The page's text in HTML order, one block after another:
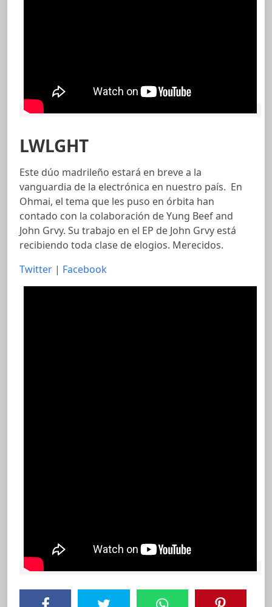
LWLGHT
Este dúo madrileño estará en breve a la
vanguardia de la electrónica en nuestro país. En
Ohmai, el tema que les puso en órbita han
contado con la colaboración de Yung Beef and
John Grvy. Su trabajo en el EP de John Grvy está
recibiendo toda clase de elogios. Merecidos.
Twitter | Facebook